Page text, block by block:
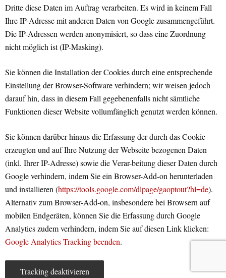
Dritte diese Daten im Auftrag verarbeiten. Es wird in keinem Fall
Ihre IP-Adresse mit anderen Daten von Google zusammengeführt.
Die IP-Adressen werden anonymisiert, so dass eine Zuordnung
nicht möglich ist (IP-Masking).
Sie können die Installation der Cookies durch eine entsprechende
Einstellung der Browser-Software verhindern; wir weisen jedoch
darauf hin, dass in diesem Fall gegebenenfalls nicht sämtliche
Funktionen dieser Website vollumfänglich genutzt werden können.
Sie können darüber hinaus die Erfassung der durch das Cookie
erzeugten und auf Ihre Nutzung der Webseite bezogenen Daten
(inkl. Ihrer IP-Adresse) sowie die Verar-beitung dieser Daten durch
Google verhindern, indem Sie ein Browser-Add-on herunterladen
und installieren (https://tools.google.com/dlpage/gaoptout?hl=de).
Alternativ zum Browser-Add-on, insbesondere bei Browsern auf
mobilen Endgeräten, können Sie die Erfassung durch Google
Analytics zudem verhindern, indem Sie auf diesen Link klicken:
Google Analytics Tracking beenden.
Tracking deaktivieren